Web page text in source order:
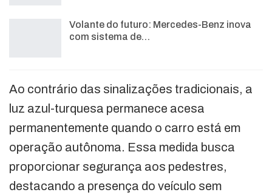
Volante do futuro: Mercedes-Benz inova
com sistema de…
Ao contrário das sinalizações tradicionais, a
luz azul-turquesa permanece acesa
permanentemente quando o carro está em
operação autônoma. Essa medida busca
proporcionar segurança aos pedestres,
destacando a presença do veículo sem